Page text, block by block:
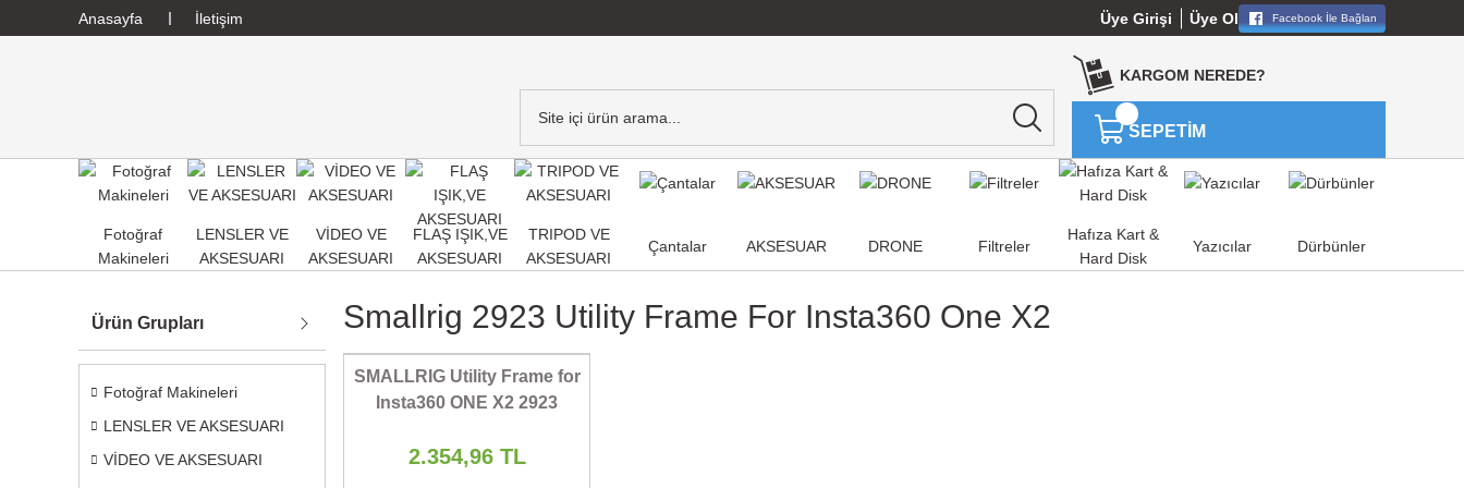
Anasayfa İletişim Üye Girişi Üye Ol Facebook İle Bağlan
KARGOM NEREDE?
SEPETİM
Fotoğraf
Makineleri
LENSLER VE
AKSESUARI
VİDEO VE
AKSESUARI
FLAŞ IŞIK,VE
AKSESUARI
TRIPOD VE
AKSESUARI
Çantalar AKSESUAR DRONE Filtreler
Hafıza Kart &
Hard Disk
Yazıcılar Dürbünler
Ürün Grupları
Fotoğraf Makineleri
LENSLER VE AKSESUARI
VİDEO VE AKSESUARI
Smallrig 2923 Utility Frame For Insta360 One X2
SMALLRIG Utility Frame for
Insta360 ONE X2 2923
2.354,96 TL